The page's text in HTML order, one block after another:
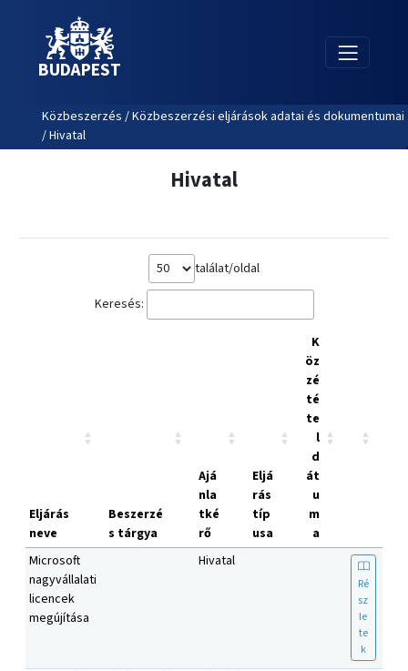
BUDAPEST
Közbeszerzés / Közbeszerzési eljárások adatai és dokumentumai
/ Hivatal
Hivatal
találat/oldal
Keresés:
Eljárás
neve
Beszerzé
s tárgya
Ajá
nla
tké
rő
Eljá
rás
típ
usa
K
öz
zé
té
te
l
d
át
u
m
a
Microsoft
nagyvállalati
licencek
megújítása
Hivatal
Ré
sz
le
te
k